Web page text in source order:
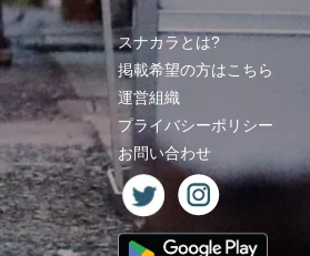
スナカラとは?
掲載希望の方はこちら
運営組織
プライバシーポリシー
お問い合わせ